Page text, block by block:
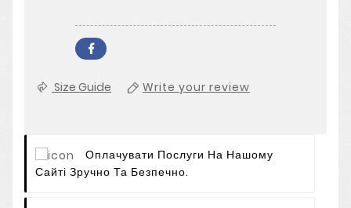
Size Guide Write your review
Оплачувати Послуги На Нашому
Сайті Зручно Та Безпечно.